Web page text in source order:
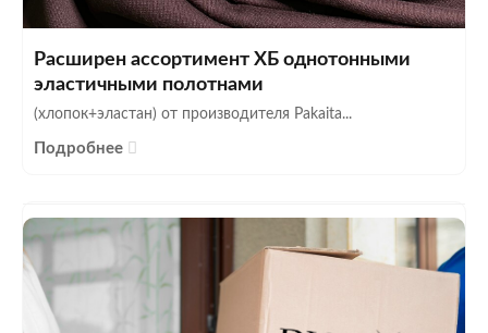
Расширен ассортимент ХБ однотонными
эластичными полотнами
(хлопок+эластан) от производителя Pakaita...
Подробнее